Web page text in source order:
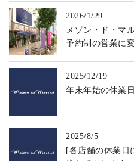
2026/1/29
メゾン・ド・マ
予約制の営業に
2025/12/19
年末年始の休業
2025/8/5
[各店舗の休業日